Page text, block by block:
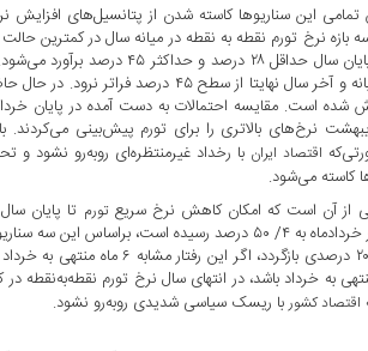
این سناریوها کاسته شدن از پتانسیل‌های افزایش
درصد خواهد رسید. این عدد برای
۳۷ درصد گزارش شده است. مقایسه احتمالات به دست آمده در
نرخ‌های بالاتری را برای تورم پیش‌بینی
اقتصاد ایران با رخداد غیرمنتظره‌ای روبه‌رو نشود و
کاسته می‌شود.
از آن است که امکان کاهش نرخ سریعتورم تا پایان
می‌دهد که نرخ تورم نقطه‌به‌نقطه در خردادماه به ۴/ ۵۰ درصد
اقتصاد کشوربا ریسک سیاسی شدیدی روبه‌رو نشود.